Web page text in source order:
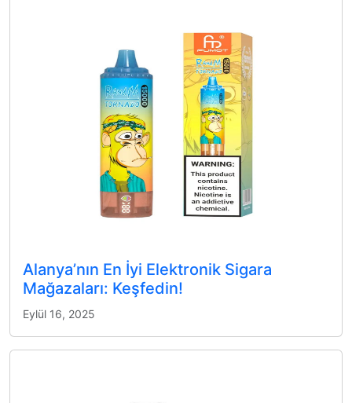
Alanya’nın En İyi Elektronik Sigara
Mağazaları: Keşfedin!
Eylül 16, 2025